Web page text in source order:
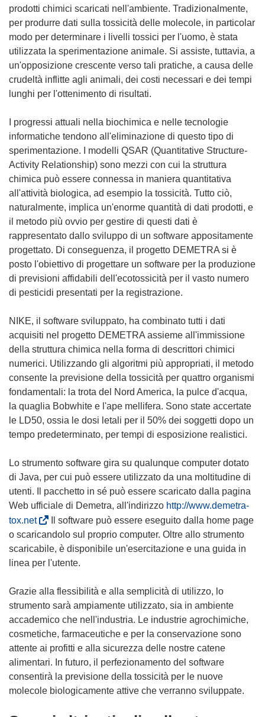
prodotti chimici scaricati nell'ambiente. Tradizionalmente,
per produrre dati sulla tossicità delle molecole, in particolar
modo per determinare i livelli tossici per l'uomo, è stata
utilizzata la sperimentazione animale. Si assiste, tuttavia, a
un'opposizione crescente verso tali pratiche, a causa delle
crudeltà inflitte agli animali, dei costi necessari e dei tempi
lunghi per l'ottenimento di risultati.
I progressi attuali nella biochimica e nelle tecnologie
informatiche tendono all'eliminazione di questo tipo di
sperimentazione. I modelli QSAR (Quantitative Structure-
Activity Relationship) sono mezzi con cui la struttura
chimica può essere connessa in maniera quantitativa
all'attività biologica, ad esempio la tossicità. Tutto ciò,
naturalmente, implica un'enorme quantità di dati prodotti, e
il metodo più ovvio per gestire di questi dati è
rappresentato dallo sviluppo di un software appositamente
progettato. Di conseguenza, il progetto DEMETRA si è
posto l'obiettivo di progettare un software per la produzione
di previsioni affidabili dell'ecotossicità per il vasto numero
di pesticidi presentati per la registrazione.
NIKE, il software sviluppato, ha combinato tutti i dati
acquisiti nel progetto DEMETRA assieme all'immissione
della struttura chimica nella forma di descrittori chimici
numerici. Utilizzando gli algoritmi più appropriati, il metodo
consente la previsione della tossicità per quattro organismi
fondamentali: la trota del Nord America, la pulce d'acqua,
la quaglia Bobwhite e l'ape mellifera. Sono state accertate
le LD50, ossia le dosi letali per il 50% dei soggetti dopo un
tempo predeterminato, per tempi di esposizione realistici.
Lo strumento software gira su qualunque computer dotato
di Java, per cui può essere utilizzato da una moltitudine di
utenti. Il pacchetto in sé può essere scaricato dalla pagina
Web ufficiale di Demetra, all'indirizzo http://www.demetra-
tox.net(
s
i
a
r
e
i
n
u
n
a
n
Il software può essere eseguito dalla home page
o scaricandolo sul proprio computer. Oltre allo strumento
scaricabile, è disponibile un'esercitazione e una guida in
linea per l'utente.
Grazie alla flessibilità e alla semplicità di utilizzo, lo
strumento sarà ampiamente utilizzato, sia in ambiente
accademico che nell'industria. Le industrie agrochimiche,
cosmetiche, farmaceutiche e per la conservazione sono
attente ai profitti e alla sicurezza delle nostre catene
alimentari. In futuro, il perfezionamento del software
consentirà la previsione della tossicità per le nuove
molecole biologicamente attive che verranno sviluppate.